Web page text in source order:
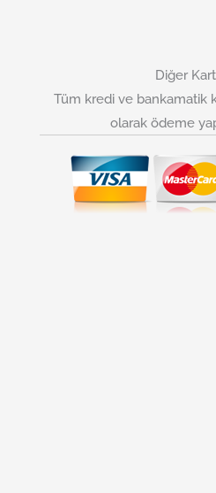
Diğer
Tüm kredi ve bankamatik
olarak ödeme